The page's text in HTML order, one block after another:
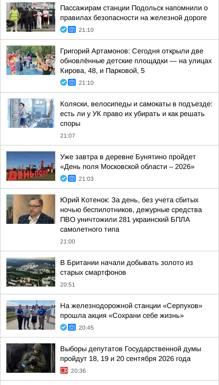
Пассажирам станции Подольск напомнили о
правилах безопасности на железной дороге
21:10
Григорий Артамонов: Сегодня открыли две
обновлённые детские площадки — на улицах
Кирова, 48, и Парковой, 5
21:10
Коляски, велосипеды и самокаты в подъезде:
есть ли у УК право их убирать и как решать
споры
21:07
Уже завтра в деревне Бунятино пройдет
«День поля Московской области – 2026»
21:03
Юрий Котенок: За день, без учета сбитых
ночью беспилотников, дежурные средства
ПВО уничтожили 281 украинский БПЛА
самолетного типа
21:00
В Британии начали добывать золото из
старых смартфонов
20:51
На железнодорожной станции «Серпухов»
прошла акция «Сохрани себе жизнь»
20:45
Выборы депутатов Государственной думы
пройдут 18, 19 и 20 сентября 2026 года
20:36